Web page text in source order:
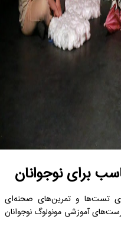
برای نوجوانان
تست‌ها و تمرین‌های صحنه‌ای
آموزشی مونولوگ نوجوانان